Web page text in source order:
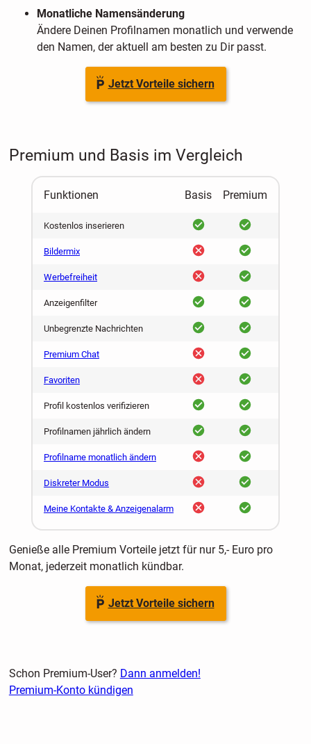
Monatliche Namensänderung
Ändere Deinen Profilnamen monatlich und verwende
den Namen, der aktuell am besten zu Dir passt.
Jetzt Vorteile sichern
Premium und Basis im Vergleich
Funktionen Basis Premium
Kostenlos inserieren ja ja
Bildermix nein ja
Werbefreiheit nein ja
Anzeigenfilter ja ja
Unbegrenzte Nachrichten ja ja
Premium Chat nein ja
Favoriten nein ja
Profil kostenlos verifizieren ja ja
Profilnamen jährlich ändern ja ja
Profilname monatlich ändern nein ja
Diskreter Modus nein ja
Meine Kontakte & Anzeigenalarm nein ja
Genieße alle Premium Vorteile jetzt für nur 5,- Euro pro
Monat, jederzeit monatlich kündbar.
Jetzt Vorteile sichern
Schon Premium-User? Dann anmelden!
Premium-Konto kündigen